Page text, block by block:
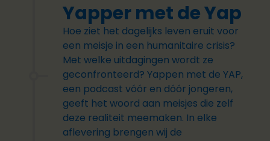
Yapper met de Yap
Hoe ziet het dagelijks leven eruit voor
een meisje in een humanitaire crisis?
Met welke uitdagingen wordt ze
geconfronteerd? Yappen met de YAP,
een podcast vóór en dóór jongeren,
geeft het woord aan meisjes die zelf
deze realiteit meemaken. In elke
aflevering brengen wij de